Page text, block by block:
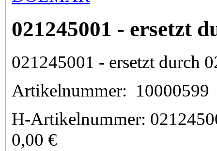
021245001 - ersetzt
021245001 - ersetzt durch
10000599
H-Artikelnummer:
0,00 €